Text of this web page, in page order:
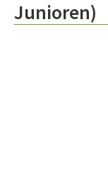
Junioren)